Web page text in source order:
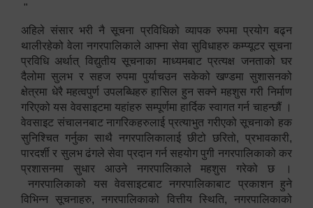
"
अहिले संसार भरी नै सूचना प्रविधिको व्यापक रुपमा प्रयोग बढ्न
थालीरहेको वेला नगरपालिकाले आफ्ना सेवा सुविधाहरु कम्प्यूटर सूचना
प्रविधि अर्थात् विद्युतीय सूचनाका माध्यमबाट प्रत्यक्ष जनताको घर
दैलोमा सुलभ र सहज रुपमा पुर्याचउन सकेको खण्डमा सुशासनको
क्षेत्रमा धेरै महत्वपुर्ण उपलब्धिहरु हासिल हुन सक्ने महशुस गरी निर्माण
गरिएको यस वेवसाइटमा यहांहरु सम्पूर्णमा हार्दिक स्वागत गर्न चाहन्छौं ।
वेवसाइट संचालनबाट नागरिकहरुलाई प्रत्याभुत गरीएको सूचनाको हक
सुनिश्चित गर्नुका साथै नगरपालिकालाई छीटो छरितो, प्रभावकारी,
पारदर्शी र सुलभ ढंगले सेवा प्रदान गर्न सहयोग पुगी नगरपालिकाको कर
प्रशासनमा सुधार आउने नगरपालिकाले महशुस गरेको छ ।
नगरपालिकाको यस वेवसाइटबाट नगरपालिकाबाट प्रकाशन हुने
विभिन्न सूचनाहरु, नगरपालिकाको वित्तीय स्थिति, नगरपालिकाको